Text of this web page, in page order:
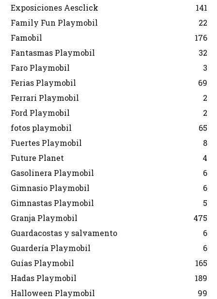
Exposiciones Aesclick
141
Family Fun Playmobil
22
Famobil
176
Fantasmas Playmobil
32
Faro Playmobil
3
Ferias Playmobil
69
Ferrari Playmobil
2
Ford Playmobil
2
fotos playmobil
65
Fuertes Playmobil
8
Future Planet
4
Gasolinera Playmobil
6
Gimnasio Playmobil
6
Gimnastas Playmobil
5
Granja Playmobil
475
Guardacostas y salvamento
6
Guardería Playmobil
6
Guías Playmobil
165
Hadas Playmobil
189
Halloween Playmobil
99